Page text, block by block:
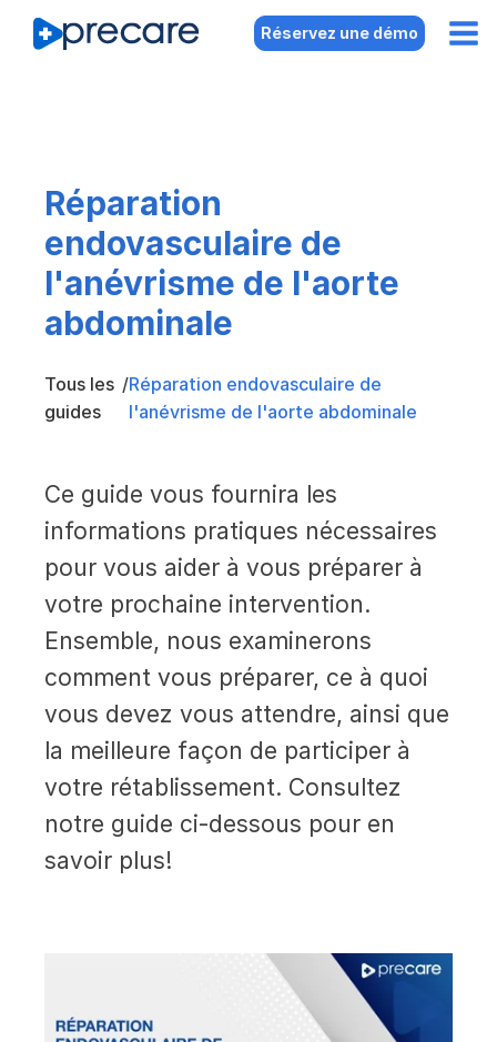
Réservez une démo
Réparation
endovasculaire de
l'anévrisme de l'aorte
abdominale
Tous les
guides
/Réparation endovasculaire de
l'anévrisme de l'aorte abdominale
Ce guide vous fournira les
informations pratiques nécessaires
pour vous aider à vous préparer à
votre prochaine intervention.
Ensemble, nous examinerons
comment vous préparer, ce à quoi
vous devez vous attendre, ainsi que
la meilleure façon de participer à
votre rétablissement. Consultez
notre guide ci-dessous pour en
savoir plus!